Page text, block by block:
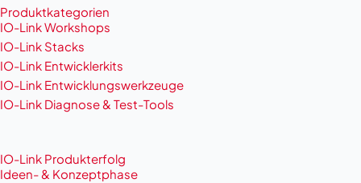
Produktkategorien
IO-Link Workshops
IO-Link Stacks
IO-Link Entwicklerkits
IO-Link Entwicklungswerkzeuge
IO-Link Diagnose & Test-Tools
IO-Link Produkterfolg
Ideen- & Konzeptphase